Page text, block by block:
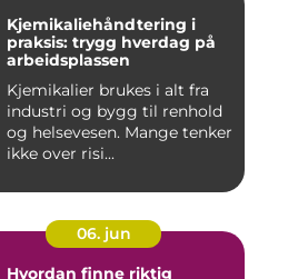
Kjemikaliehåndtering i
praksis: trygg hverdag på
arbeidsplassen
Kjemikalier brukes i alt fra
industri og bygg til renhold
og helsevesen. Mange tenker
ikke over risi...
06. jun
Hvordan finne riktig